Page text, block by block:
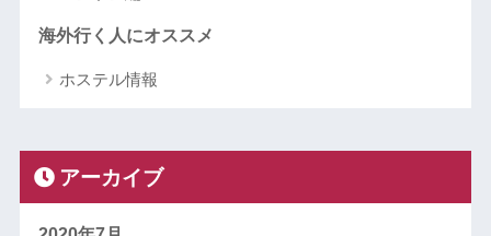
海外行く人にオススメ
ホステル情報
アーカイブ